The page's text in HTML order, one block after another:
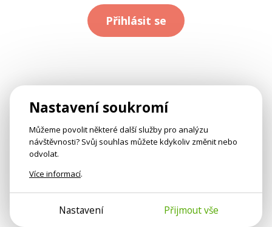
Přihlásit se
Nastavení soukromí
Můžeme povolit některé další služby pro analýzu
návštěvnosti? Svůj souhlas můžete kdykoliv změnit nebo
odvolat.
Více informací.
Nastavení Přijmout vše